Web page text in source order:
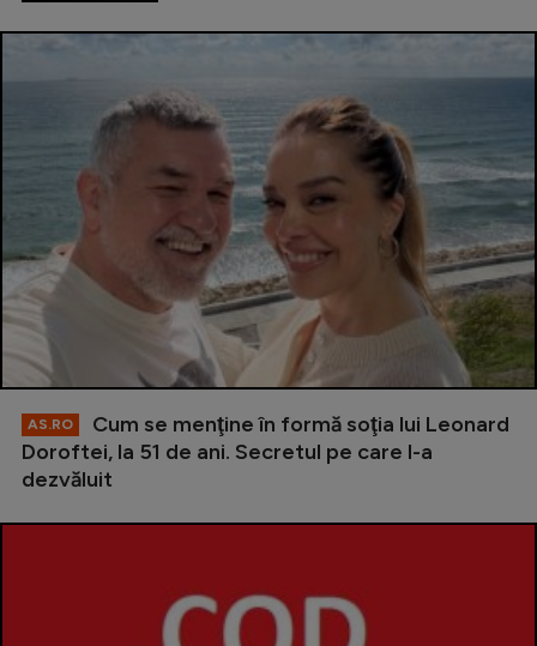
AS.RO
Cum se menţine în formă soţia lui Leonard
Doroftei, la 51 de ani. Secretul pe care l-a
dezvăluit